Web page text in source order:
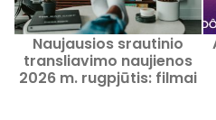
Naujausios srautinio
transliavimo naujienos
2026 m. rugpjūtis: filmai